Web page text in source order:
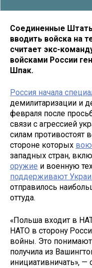
Соединенные
вводить войска на
считает экс-
войсками России
Шпак.
Россия начала
демилитаризации и
февраля после
связи с агрессией
силам противостоят
стороне которых
западных стран,
оружие и военную
поддерживают
отправилось
оттуда.
«Польша входит в
НАТО в сторону
войны. Это
получила из
инициативничать»,